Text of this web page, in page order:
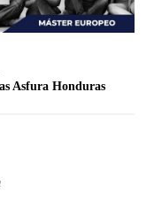
Asfura Honduras